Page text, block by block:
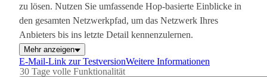
zu lösen. Nutzen Sie umfassende Hop-basierte Einblicke in
den gesamten Netzwerkpfad, um das Netzwerk Ihres
Anbieters bis ins letzte Detail kennenzulernen.
Mehr anzeigen
E-Mail-Link zur Testversion
30 Tage volle Funktionalität
Weitere Informationen